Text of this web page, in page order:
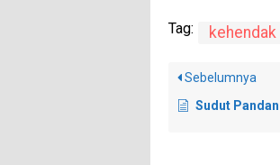
Tag: kehendak
Sebelumnya
Sudut Pandang